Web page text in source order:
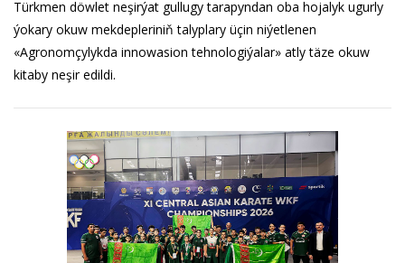
Türkmen döwlet neşirýat gullugy tarapyndan oba hojalyk ugurly
ýokary okuw mekdepleriniň talyplary üçin niýetlenen
«Agronomçylykda innowasion tehnologiýalar» atly täze okuw
kitaby neşir edildi.